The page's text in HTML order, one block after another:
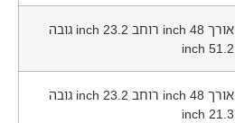
אורך 48 inch רוחב 23.2 inch גובה
51.2 inch
אורך 48 inch רוחב 23.2 inch גובה
21.3 inch